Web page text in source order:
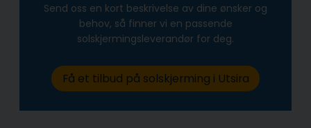
Send oss en kort beskrivelse av dine ønsker og
behov, så finner vi en passende
solskjermingsleverandør for deg.
Få et tilbud på solskjerming i Utsira